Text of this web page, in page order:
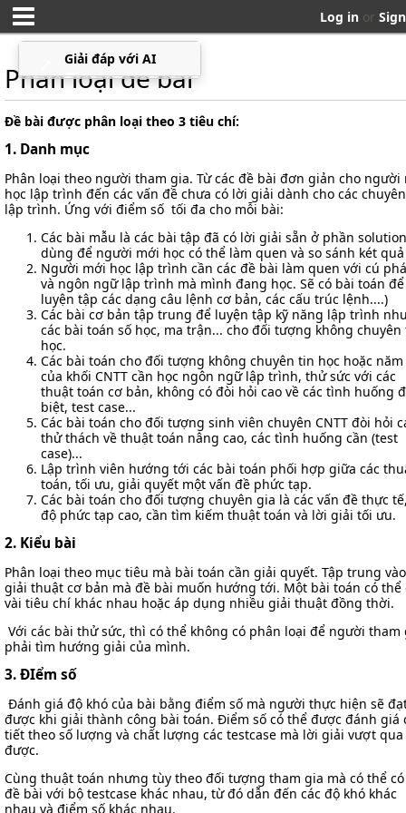
Log in or
Phân loại đề bài
Đề bài được phân loại theo 3 tiêu chí:
1. Danh mục
Phân loại theo người tham gia. Từ các đề bài đơn giản cho người
học lập trình đến các vấn đề chưa có lời giải dành cho các
lập trình. Ứng với điểm số tối đa cho mỗi bài:
Các bài mẫu là các bài tập đã có lời giải sẵn ở phần
dùng để người mới học có thể làm quen và so sánh két quả
Người mới học lập trình cần các đề bài làm quen với cú
và ngôn ngữ lập trình mà mình đang học. Sẽ có bài toán để
luyện tập các dạng câu lệnh cơ bản, các cấu trúc lệnh....)
Các bài cơ bản tập trung để luyện tập kỹ năng lập trình
các bài toán số học, ma trận... cho đối tượng không chuyên
học.
Các bài toán cho đối tượng không chuyên tin học hoặc
của khối CNTT cần học ngôn ngữ lập trình, thử sức với các
thuật toán cơ bản, không có đòi hỏi cao về các tình huống
biệt, test case...
Các bài toán cho đối tượng sinh viên chuyên CNTT đòi hỏi
thử thách về thuật toán nâng cao, các tình huống cần (test
case)...
Lập trình viên hướng tới các bài toán phối hợp giữa các
toán, tối ưu, giải quyết một vấn đề phức tạp.
Các bài toán cho đối tượng chuyên gia là các vấn đề thực
độ phức tạp cao, cần tìm kiếm thuật toán và lời giải tối ưu.
2. Kiểu bài
Phân loại theo mục tiêu mà bài toán cần giải quyết. Tập trung
giải thuật cơ bản mà đề bài muốn hướng tới. Một bài toán có thể
vài tiêu chí khác nhau hoặc áp dụng nhiều giải thuật đồng thời.
Với các bài thử sức, thì có thể không có phân loại để người tham
phải tìm hướng giải của mình.
3. ĐIểm số
Đánh giá độ khó của bài bằng điểm số mà người thực hiện sẽ
được khi giải thành công bài toán. Điểm số có thể được đánh giá
tiết theo số lượng và chất lượng các testcase mà lời giải vượt qua
được.
Cùng thuật toán nhưng tùy theo đối tượng tham gia mà có thể có
đề bài với bộ testcase khác nhau, từ đó dẫn đến các độ khó khác
nhau và điểm số khác nhau.
▁
Giải đáp với AI